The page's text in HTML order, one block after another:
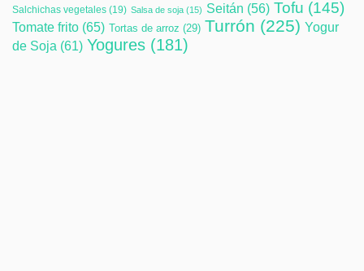
Salchichas vegetales (19) Salsa de soja (15) Seitán (56) Tofu (145)
Tomate frito (65) Tortas de arroz (29) Turrón (225) Yogur
de Soja (61) Yogures (181)